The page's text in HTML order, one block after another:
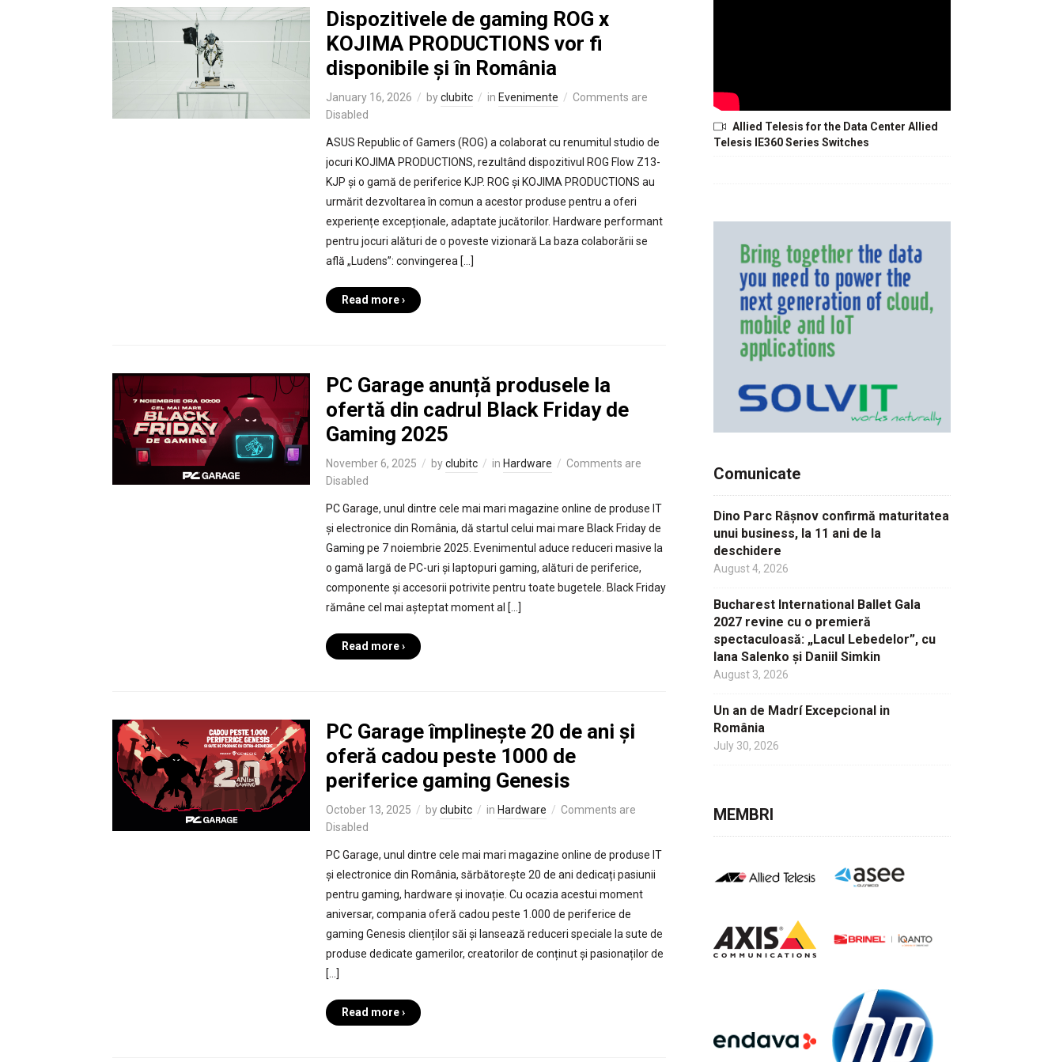
Dispozitivele de gaming ROG x
KOJIMA PRODUCTIONS vor fi
disponibile și în România
January 16, 2026 byclubitc in Evenimente
Comments are
Disabled
ASUS Republic of Gamers (ROG) a colaborat cu renumitul studio de
jocuri KOJIMA PRODUCTIONS, rezultând dispozitivul ROG Flow Z13-
KJP și o gamă de periferice KJP. ROG și KOJIMA PRODUCTIONS au
urmărit dezvoltarea în comun a acestor produse pentru a oferi
experiențe excepționale, adaptate jucătorilor. Hardware performant
pentru jocuri alături de o poveste vizionară La baza colaborării se
află „Ludens”: convingerea […]
Read more ›
PC Garage anunță produsele la
ofertă din cadrul Black Friday de
Gaming 2025
November 6, 2025 byclubitc in Hardware
Comments are
Disabled
PC Garage, unul dintre cele mai mari magazine online de produse IT
și electronice din România, dă startul celui mai mare Black Friday de
Gaming pe 7 noiembrie 2025. Evenimentul aduce reduceri masive la
o gamă largă de PC-uri și laptopuri gaming, alături de periferice,
componente și accesorii potrivite pentru toate bugetele. Black Friday
rămâne cel mai așteptat moment al […]
Read more ›
PC Garage împlinește 20 de ani și
oferă cadou peste 1000 de
periferice gaming Genesis
October 13, 2025 byclubitc in Hardware
Comments are
Disabled
PC Garage, unul dintre cele mai mari magazine online de produse IT
și electronice din România, sărbătorește 20 de ani dedicați pasiunii
pentru gaming, hardware și inovație. Cu ocazia acestui moment
aniversar, compania oferă cadou peste 1.000 de periferice de
gaming Genesis clienților săi și lansează reduceri speciale la sute de
produse dedicate gamerilor, creatorilor de conținut și pasionaților de
[…]
Read more ›
Allied Telesis for the Data Center Allied
Telesis IE360 Series Switches
Comunicate
Dino Parc Râșnov confirmă maturitatea
unui business, la 11 ani de la
deschidere
August 4, 2026
Bucharest International Ballet Gala
2027 revine cu o premieră
spectaculoasă: „Lacul Lebedelor”, cu
Iana Salenko și Daniil Simkin
August 3, 2026
Un an de Madrí Excepcional in
România
July 30, 2026
MEMBRI